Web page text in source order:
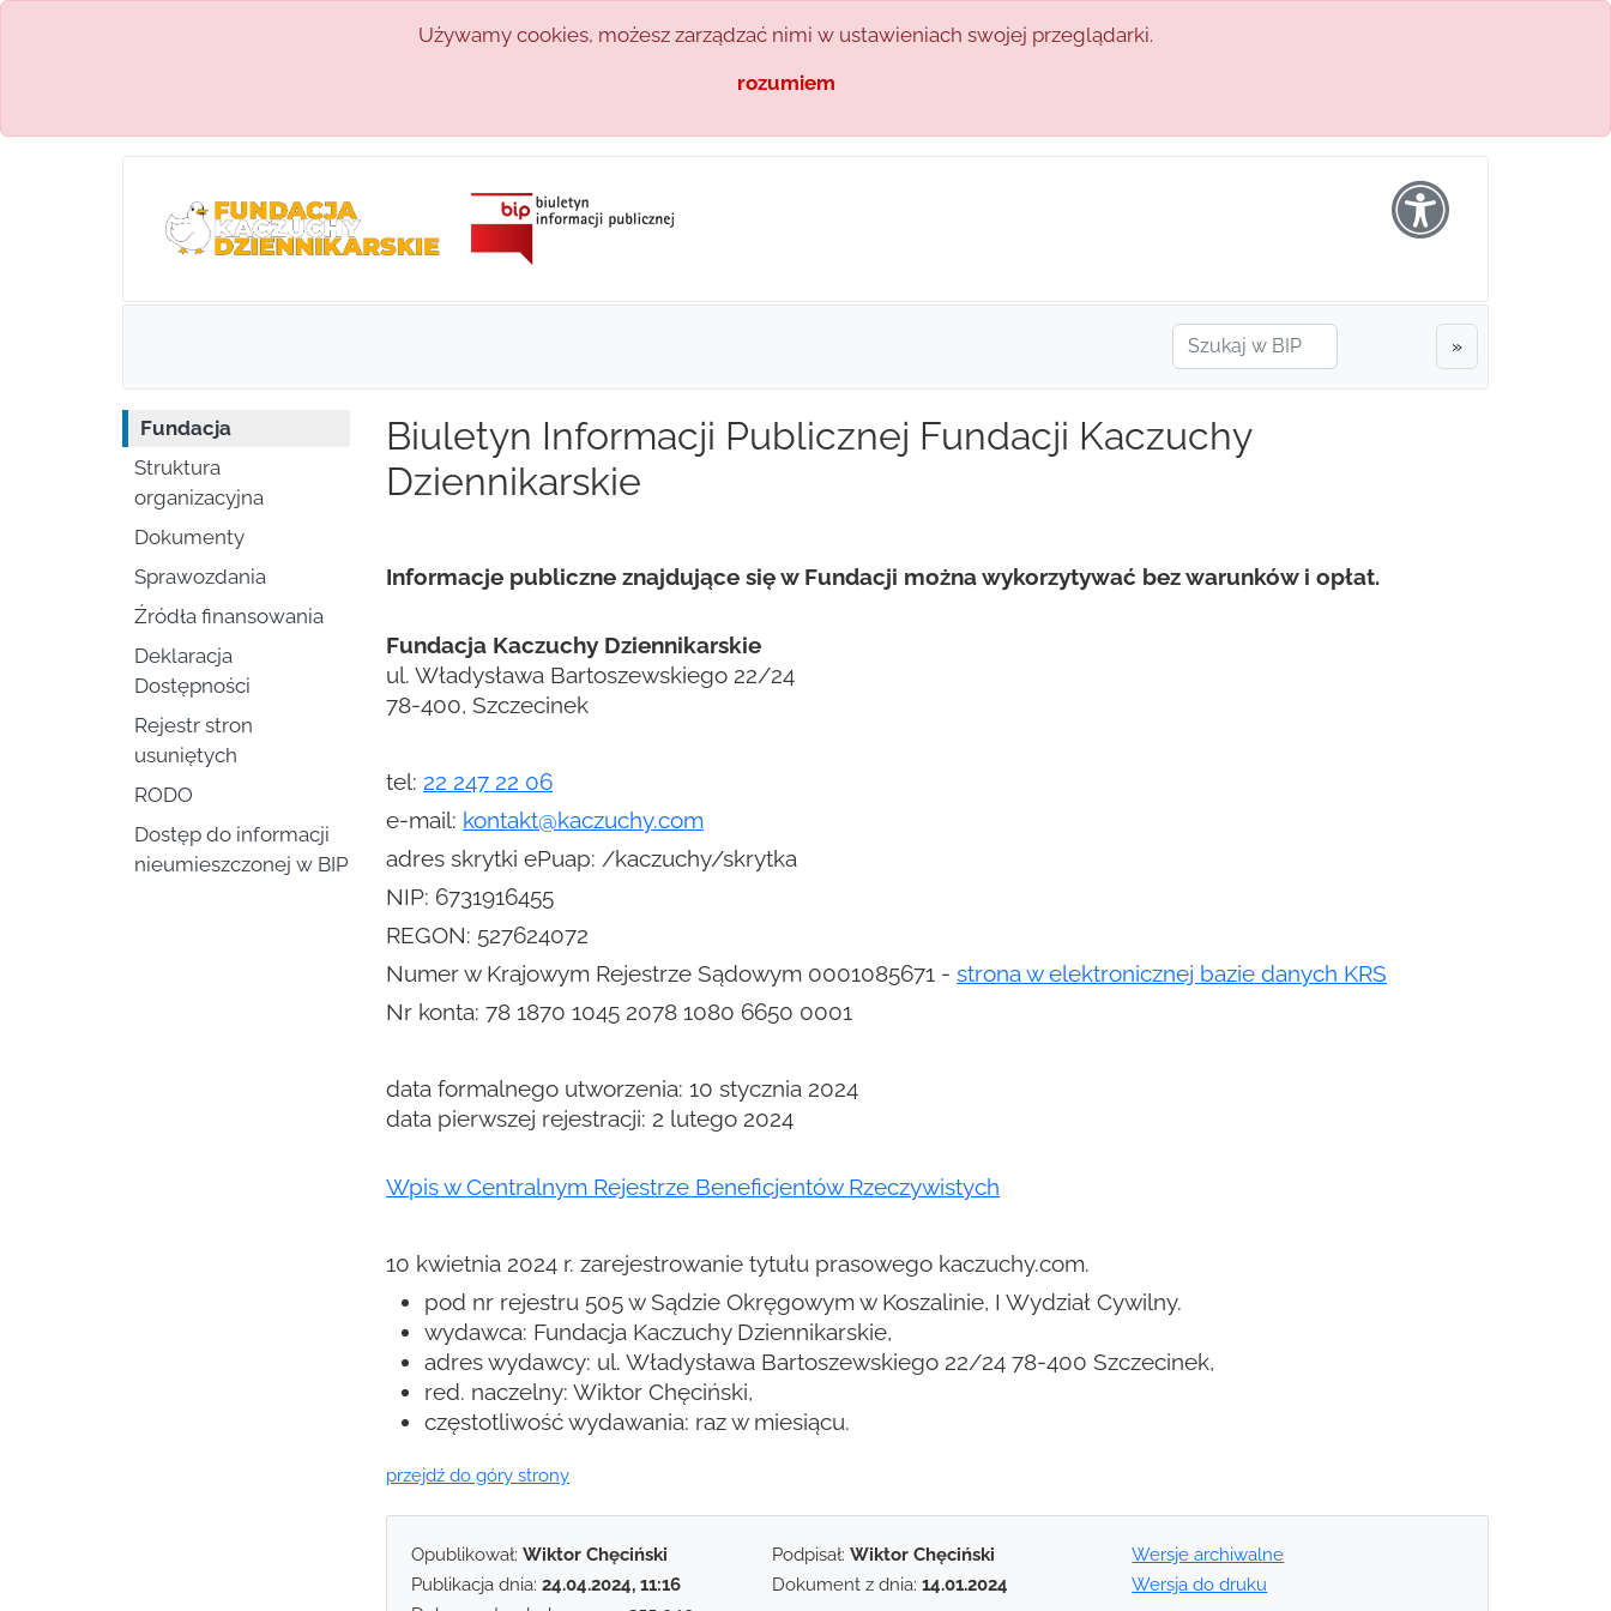
Używamy cookies, możesz zarządzać nimi w ustawieniach swojej przeglądarki.
rozumiem
»
Fundacja
Struktura
organizacyjna
Dokumenty
Sprawozdania
Źródła finansowania
Deklaracja
Dostępności
Rejestr stron
usuniętych
RODO
Dostęp do informacji
nieumieszczonej w BIP
Biuletyn Informacji Publicznej Fundacji Kaczuchy
Dziennikarskie
Informacje publiczne znajdujące się w Fundacji można wykorzytywać bez warunków i opłat.
Fundacja Kaczuchy Dziennikarskie
ul. Władysława Bartoszewskiego 22/24
78-400, Szczecinek
tel: 22 247 22 06
e-mail: kontakt@kaczuchy.com
adres skrytki ePuap: /kaczuchy/skrytka
NIP: 6731916455
REGON: 527624072
Numer w Krajowym Rejestrze Sądowym 0001085671 - strona w elektronicznej bazie danych KRS
Nr konta: 78 1870 1045 2078 1080 6650 0001
data formalnego utworzenia: 10 stycznia 2024
data pierwszej rejestracji: 2 lutego 2024
Wpis w Centralnym Rejestrze Beneficjentów Rzeczywistych
10 kwietnia 2024 r. zarejestrowanie tytułu prasowego kaczuchy.com.
pod nr rejestru 505 w Sądzie Okręgowym w Koszalinie, I Wydział Cywilny.
wydawca: Fundacja Kaczuchy Dziennikarskie,
adres wydawcy: ul. Władysława Bartoszewskiego 22/24 78-400 Szczecinek,
red. naczelny: Wiktor Chęciński,
częstotliwość wydawania: raz w miesiącu.
przejdź do góry strony
Opublikował: Wiktor Chęciński
Publikacja dnia: 24.04.2024, 11:16
Podpisał: Wiktor Chęciński
Dokument z dnia: 14.01.2024
Wersje archiwalne
Wersja do druku